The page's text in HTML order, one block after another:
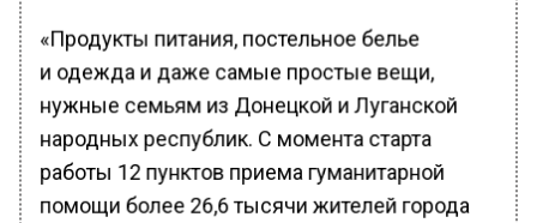
«Продукты питания, постельное белье
и одежда и даже самые простые вещи,
нужные семьям из Донецкой и Луганской
народных республик. С момента старта
работы 12 пунктов приема гуманитарной
помощи более 26,6 тысячи жителей города